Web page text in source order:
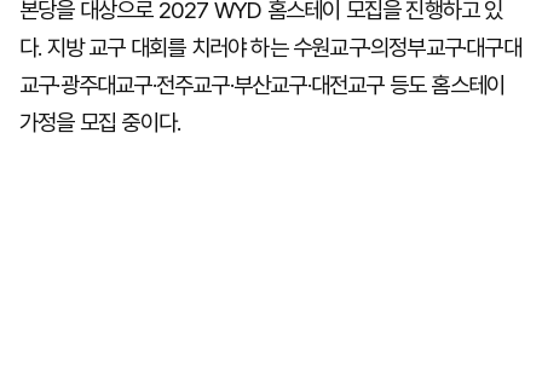
본당을 대상으로 2027 WYD 홈스테이 모집을 진행하고 있
다. 지방 교구 대회를 치러야 하는 수원교구·의정부교구·대구대
교구·광주대교구·전주교구·부산교구·대전교구 등도 홈스테이
가정을 모집 중이다.